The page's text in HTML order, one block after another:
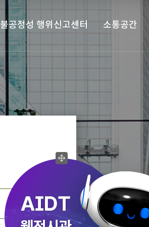
불공정성 행위신고센터 소통공간